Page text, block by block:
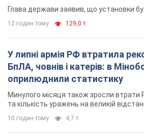
Глава держави заявив, що установки
12 годин тому 129,0 т.
У липні армія РФ втратила
БпЛА, човнів і катерів: в
оприлюднили статистику
Минулого місяця також зросли втрати
та кількість уражень на великій відстані
10 годин тому 4,7 т.